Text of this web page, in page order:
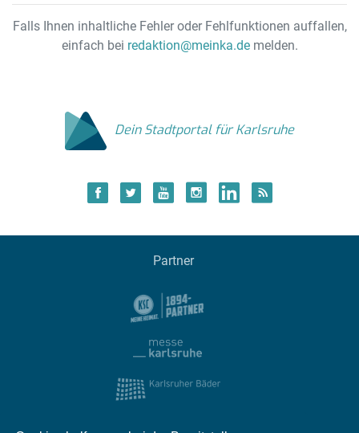
Falls Ihnen inhaltliche Fehler oder Fehlfunktionen auffallen,
einfach bei redaktion@meinka.demelden.
Dein Stadtportal für Karlsruhe
Partner